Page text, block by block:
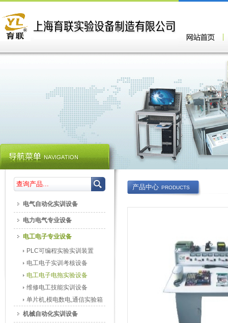
产品中心 PRODUCTS
电气自动化实训设备
电力电气专业设备
电工电子专业设备
PLC可编程实验实训装置
电工电子实训考核设备
电工电子电拖实验设备
维修电工技能实训设备
单片机,模电数电,通信实验箱
机械自动化实训设备